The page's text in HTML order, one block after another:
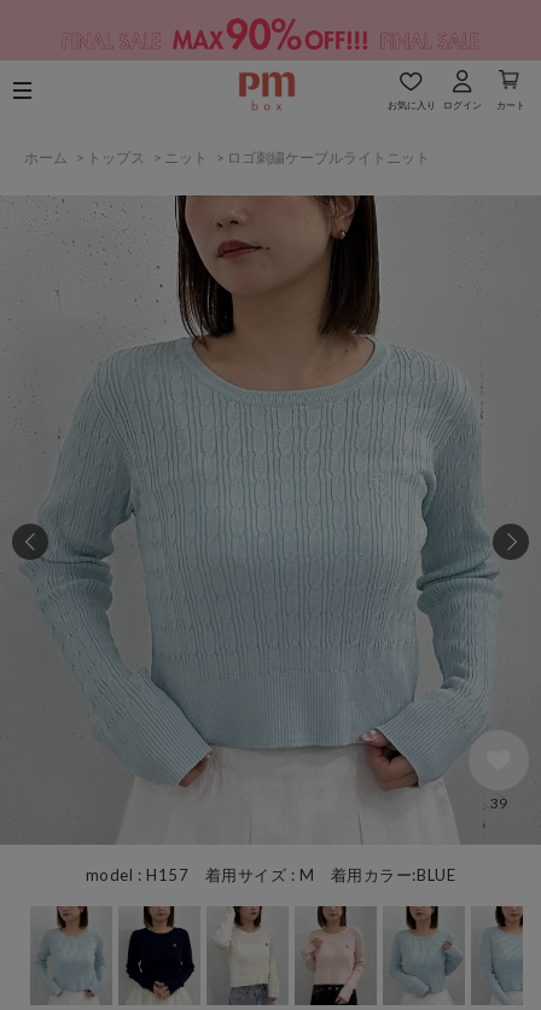
お気に入り ログイン カート
ホーム > トップス > ニット > ロゴ刺繍ケーブルライトニット
model : H157 着用サイズ : M 着用カラー:BLUE
39